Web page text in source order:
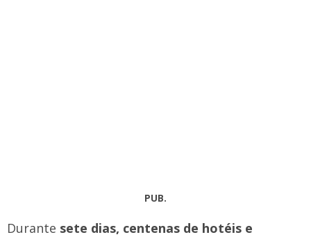
PUB.
Durante sete dias, centenas de hotéis e